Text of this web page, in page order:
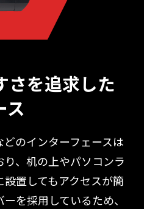
さを追求した
ス
のインターフェースは
、机の上やパソコンラ
設置してもアクセスが簡
を採用しているため、